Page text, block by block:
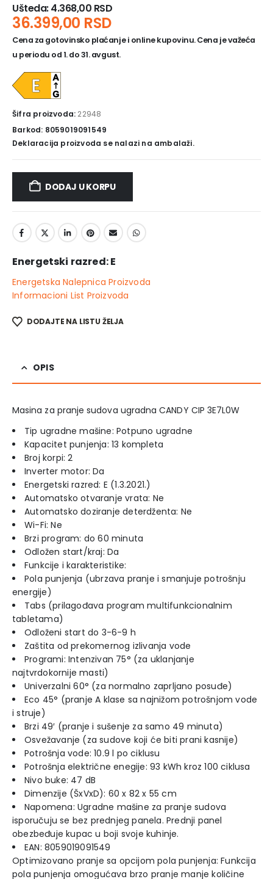
Ušteda:4.368,00 RSD
36.399,00 RSD
Cena za gotovinsko plaćanje i online kupovinu. Cena je važeća
u periodu od 1. do 31. avgust.
Šifra proizvoda: 22948
Barkod: 8059019091549
Deklaracija proizvoda se nalazi na ambalaži.
DODAJ U KORPU
Energetski razred: E
Energetska Nalepnica Proizvoda
Informacioni List Proizvoda
DODAJTE NA LISTU ŽELJA
OPIS
Masina za pranje sudova ugradna CANDY CIP 3E7L0W
Tip ugradne mašine: Potpuno ugradne
Kapacitet punjenja: 13 kompleta
Broj korpi: 2
Inverter motor: Da
Energetski razred: E (1.3.2021.)
Automatsko otvaranje vrata: Ne
Automatsko doziranje deterdženta: Ne
Wi-Fi: Ne
Brzi program: do 60 minuta
Odložen start/kraj: Da
Funkcije i karakteristike:
Pola punjenja (ubrzava pranje i smanjuje potrošnju
energije)
Tabs (prilagođava program multifunkcionalnim
tabletama)
Odloženi start do 3-6-9 h
Zaštita od prekomernog izlivanja vode
Programi: Intenzivan 75° (za uklanjanje
najtvrdokornije masti)
Univerzalni 60° (za normalno zaprljano posuđe)
Eco 45° (pranje A klase sa najnižom potrošnjom vode
i struje)
Brzi 49′ (pranje i sušenje za samo 49 minuta)
Osvežavanje (za sudove koji će biti prani kasnije)
Potrošnja vode: 10.9 l po ciklusu
Potrošnja električne enegije: 93 kWh kroz 100 ciklusa
Nivo buke: 47 dB
Dimenzije (ŠxVxD): 60 x 82 x 55 cm
Napomena: Ugradne mašine za pranje sudova
isporučuju se bez prednjeg panela. Prednji panel
obezbeđuje kupac u boji svoje kuhinje.
EAN: 8059019091549
Optimizovano pranje sa opcijom pola punjenja: Funkcija
pola punjenja omogućava brzo pranje manje količine